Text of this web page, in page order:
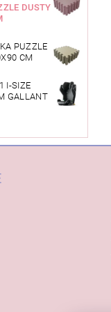
DUSTY
PUZZLE
CM
I-SIZE
GALLANT